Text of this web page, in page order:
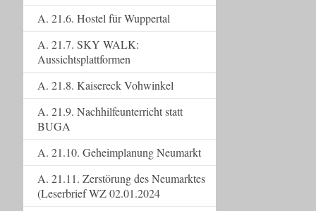
A. 21.6. Hostel für Wuppertal
A. 21.7. SKY WALK:
Aussichtsplattformen
A. 21.8. Kaisereck Vohwinkel
A. 21.9. Nachhilfeunterricht statt
BUGA
A. 21.10. Geheimplanung Neumarkt
A. 21.11. Zerstörung des Neumarktes
(Leserbrief WZ 02.01.2024